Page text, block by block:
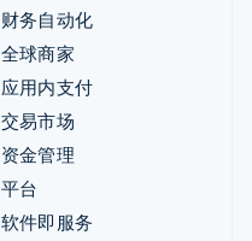
财务自动化
全球商家
应用内支付
交易市场
资金管理
平台
软件即服务